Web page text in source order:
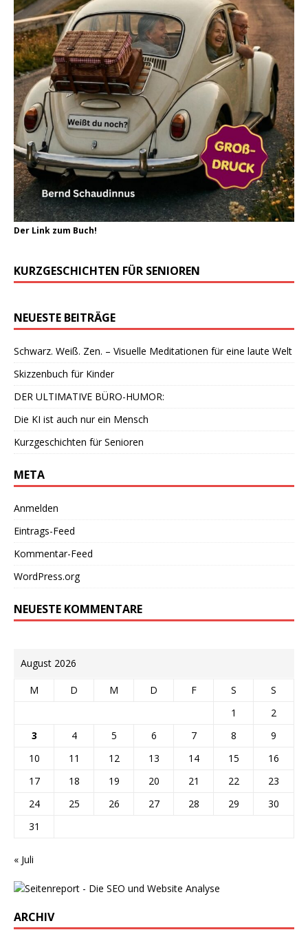
Der Link zum Buch!
KURZGESCHICHTEN FÜR SENIOREN
NEUESTE BEITRÄGE
Schwarz. Weiß. Zen. – Visuelle Meditationen für eine laute Welt
Skizzenbuch für Kinder
DER ULTIMATIVE BÜRO-HUMOR:
Die KI ist auch nur ein Mensch
Kurzgeschichten für Senioren
META
Anmelden
Eintrags-Feed
Kommentar-Feed
WordPress.org
NEUESTE KOMMENTARE
August 2026
M D M D F S
S
1
2
3
4 5 6 7 8
9
10
11 12 13 14 15
16
17
18 19 20 21 22
23
24
25 26 27 28 29
30
31
« Juli
ARCHIV